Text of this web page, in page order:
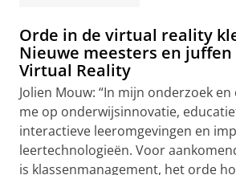
Orde in de virtual reality
Nieuwe meesters en
Virtual Reality
Jolien Mouw: “In mijn onderzoek
me op onderwijsinnovatie,
interactieve leeromgevingen en
leertechnologieën. Voor
is klassenmanagement, het orde